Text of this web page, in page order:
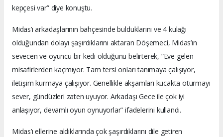
kepçesi var” diye konuştu.
Midas’ı arkadaşlarının bahçesinde bulduklarını ve 4 kulağı
olduğundan dolayı şaşırdıklarını aktaran Döşemeci, Midas’ın
sevecen ve oyuncu bir kedi olduğunu belirterek, “Eve gelen
misafirlerden kaçmıyor. Tam tersi onları tanımaya çalışıyor,
iletişim kurmaya çalışıyor. Genellikle akşamları kucakta oturmayı
sever, gündüzleri zaten uyuyor. Arkadaşı Gece ile çok iyi
anlaşıyor, devamlı oyun oynuyorlar” ifadelerini kullandı.
Midas’ı ellerine aldıklarında çok şaşırdıklarını dile getiren